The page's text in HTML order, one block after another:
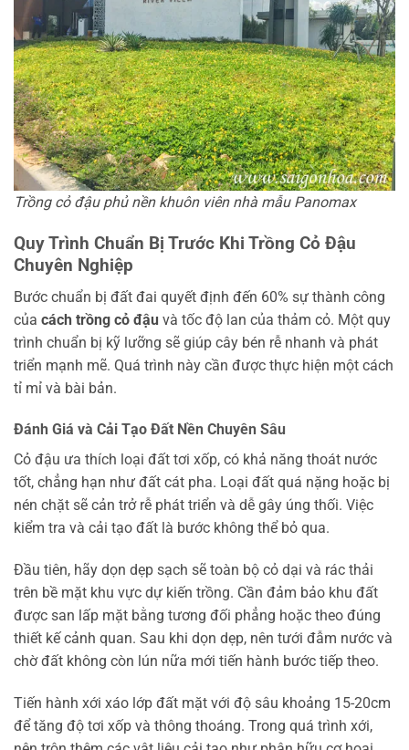
Trồng cỏ đậu phủ nền khuôn viên nhà mẫu Panomax
Quy Trình Chuẩn Bị Trước Khi Trồng Cỏ Đậu
Chuyên Nghiệp
Bước chuẩn bị đất đai quyết định đến 60% sự thành công
của cách trồng cỏ đậu và tốc độ lan của thảm cỏ. Một quy
trình chuẩn bị kỹ lưỡng sẽ giúp cây bén rễ nhanh và phát
triển mạnh mẽ. Quá trình này cần được thực hiện một cách
tỉ mỉ và bài bản.
Đánh Giá và Cải Tạo Đất Nền Chuyên Sâu
Cỏ đậu ưa thích loại đất tơi xốp, có khả năng thoát nước
tốt, chẳng hạn như đất cát pha. Loại đất quá nặng hoặc bị
nén chặt sẽ cản trở rễ phát triển và dễ gây úng thối. Việc
kiểm tra và cải tạo đất là bước không thể bỏ qua.
Đầu tiên, hãy dọn dẹp sạch sẽ toàn bộ cỏ dại và rác thải
trên bề mặt khu vực dự kiến trồng. Cần đảm bảo khu đất
được san lấp mặt bằng tương đối phẳng hoặc theo đúng
thiết kế cảnh quan. Sau khi dọn dẹp, nên tưới đẫm nước và
chờ đất không còn lún nữa mới tiến hành bước tiếp theo.
Tiến hành xới xáo lớp đất mặt với độ sâu khoảng 15-20cm
để tăng độ tơi xốp và thông thoáng. Trong quá trình xới,